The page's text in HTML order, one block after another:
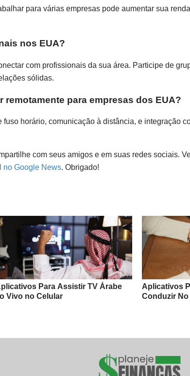
para várias empresas pode aumentar sua
nos EUA?
com profissionais da sua área. Participe de
sólidas.
para empresas dos EUA?
horário, comunicação à distância, e integração
com seus amigos e em suas redes sociais.
no Google News. Obrigado!
Para Assistir TV Árabe
Vivo no Celular
Aplicativos
Conduzir No